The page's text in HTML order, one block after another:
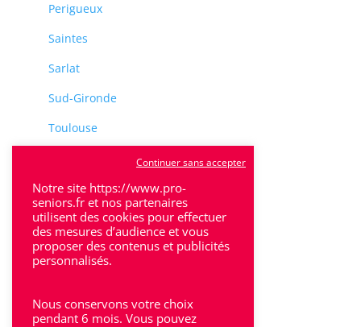
Perigueux
Saintes
Sarlat
Sud-Gironde
Toulouse
Villeneuve-Sur-Lot
Bron
Notre site https://www.pro-
seniors.fr et nos partenaires
utilisent des cookies pour effectuer
des mesures d’audience et vous
proposer des contenus et publicités
personnalisés.
Nous conservons votre choix
pendant 6 mois. Vous pouvez
Continuer sans accepter